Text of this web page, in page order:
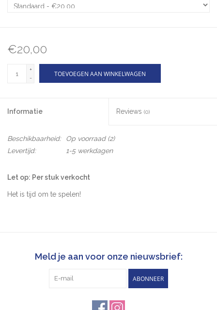
€20,00
+
-
TOEVOEGEN AAN WINKELWAGEN
Informatie Reviews (0)
Beschikbaarheid: Op voorraad(2)
Levertijd:
1-5 werkdagen
Let op: Per stuk verkocht
Het is tijd om te spelen!
af langs de oorlel of rond de vouw verder omhoog langs het
eigen persoonlijke look creëren.
Meld je aan voor onze nieuwsbrief:
ABONNEER